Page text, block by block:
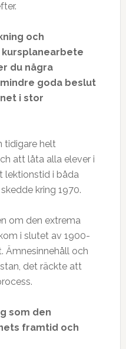
och
du några
goda beslut
i stor
tidigare helt
att låta alla elever i
lektionstid i båda
kring 1970.
om den extrema
i slutet av 1900-
Ämnesinnehåll och
det räckte att
som den
framtid och